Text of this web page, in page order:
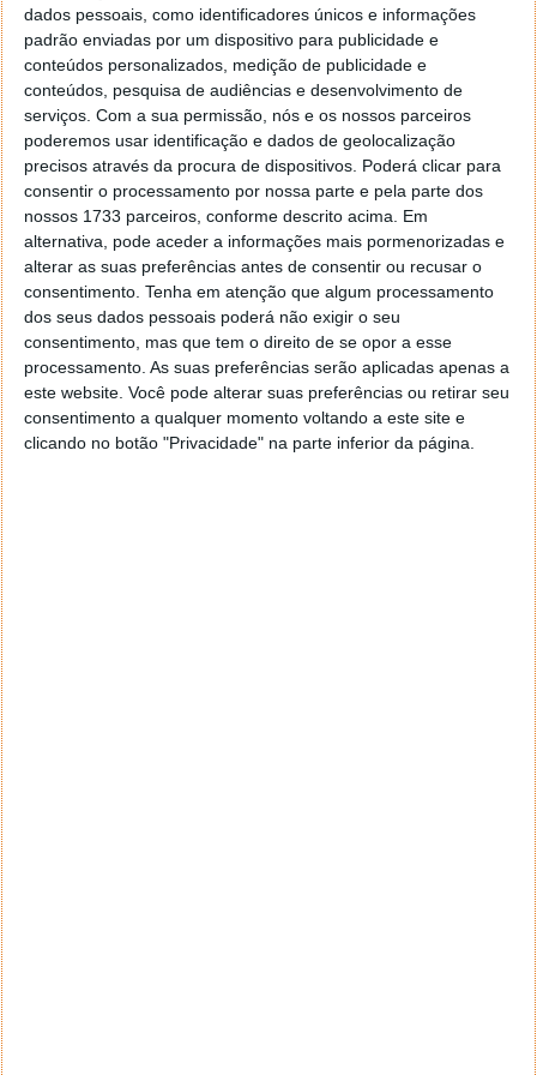
dados pessoais, como identificadores únicos e informações
padrão enviadas por um dispositivo para publicidade e
conteúdos personalizados, medição de publicidade e
conteúdos, pesquisa de audiências e desenvolvimento de
serviços. Com a sua permissão, nós e os nossos parceiros
poderemos usar identificação e dados de geolocalização
precisos através da procura de dispositivos. Poderá clicar para
consentir o processamento por nossa parte e pela parte dos
nossos 1733 parceiros, conforme descrito acima. Em
alternativa, pode aceder a informações mais pormenorizadas e
alterar as suas preferências antes de consentir ou recusar o
consentimento. Tenha em atenção que algum processamento
dos seus dados pessoais poderá não exigir o seu
consentimento, mas que tem o direito de se opor a esse
processamento. As suas preferências serão aplicadas apenas a
este website. Você pode alterar suas preferências ou retirar seu
consentimento a qualquer momento voltando a este site e
clicando no botão "Privacidade" na parte inferior da página.
Galaxy também é mais profunda, e a Samsung facilita
a navegação nas definições com pesquisa em
linguagem natural, entre outras novidades.
Este artigo tem mais de um ano
Acompanhe o Pplware no Google Notícias
Proponha uma correção, faça uma sugestão
Autor:Pedro Simões